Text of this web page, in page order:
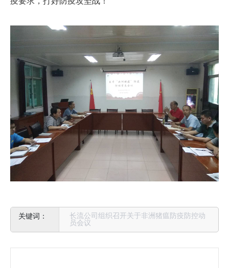
长流公司组织召开关于非洲猪瘟防疫防控动
员会议